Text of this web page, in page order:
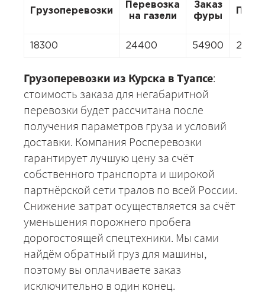
Грузоперевозки
Перевозка
на газели
Заказ
фуры
18300 24400 54900
Грузоперевозки из Курска в Туапсе:
стоимость заказа для негабаритной
перевозки будет рассчитана после
получения параметров груза и условий
доставки. Компания Росперевозки
гарантирует лучшую цену за счёт
собственного транспорта и широкой
партнёрской сети тралов по всей России.
Снижение затрат осуществляется за счёт
уменьшения порожнего пробега
дорогостоящей спецтехники. Мы сами
найдём обратный груз для машины,
поэтому вы оплачиваете заказ
исключительно в один конец.